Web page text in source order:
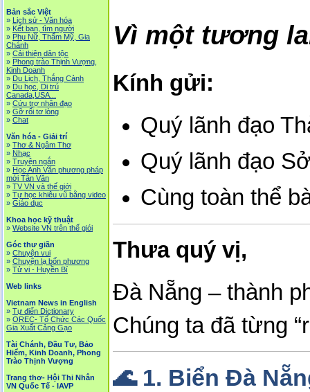
Bản sắc Việt
» Lịch sử - Văn hóa
» Kết bạn, tìm người
» Phụ Nữ, Thẩm Mỹ, Gia
Chánh
» Cải thiện dân tộc
» Phong trào Thịnh Vượng,
Kinh Doanh
» Du Lịch, Thắng Cảnh
» Du học, Di trú
Canada,USA...
» Cứu trợ nhân đạo
» Gỡ rối tơ lòng
» Chat
Văn hóa - Giải trí
» Thơ & Ngâm Thơ
» Nhạc
» Truyện ngắn
» Học Anh Văn phương pháp
mới Tân Văn
» TV VN và thế giới
» Tự học khiêu vũ bằng video
» Giáo dục
Khoa học kỹ thuật
» Website VN trên thế giói
Góc thư giãn
» Chuyện vui
» Chuyện lạ bốn phương
» Tử vi - Huyền Bí
Web links
Vietnam News in English
» Tự điển Dictionary
» OREC- Tố Chức Các Quốc
Gia Xuất Cảng Gạo
Tài Chánh, Đầu Tư, Bảo
Hiểm, Kinh Doanh, Phong
Trào Thịnh Vượng
Trang thơ- Hội Thi Nhân
VN Quốc Tế - IAVP
Vì một tương
Kính gửi:
Quý lãnh đạo
Quý lãnh đạo
Cùng toàn thể
Thưa quý vị,
Đà Nẵng – thành
Chúng ta đã từng
🌊 1. Biển Đà